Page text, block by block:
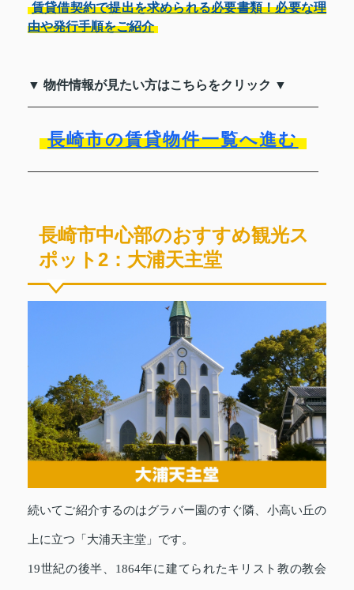
賃貸借契約で提出を求められる必要書類！必要な理
由や発行手順をご紹介
▼ 物件情報が見たい方はこちらをクリック ▼
長崎市の賃貸物件一覧へ進む
長崎市中心部のおすすめ観光ス
ポット2：大浦天主堂
続いてご紹介するのはグラバー園のすぐ隣、小高い丘の
上に立つ「大浦天主堂」です。
19世紀の後半、1864年に建てられたキリスト教の教会